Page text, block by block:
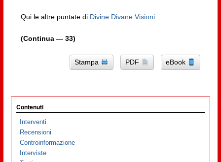
Qui le altre puntate di Divine Divane Visioni
(Continua — 33)
Stampa PDF eBook
Contenuti
Interventi
Recensioni
Controinformazione
Interviste